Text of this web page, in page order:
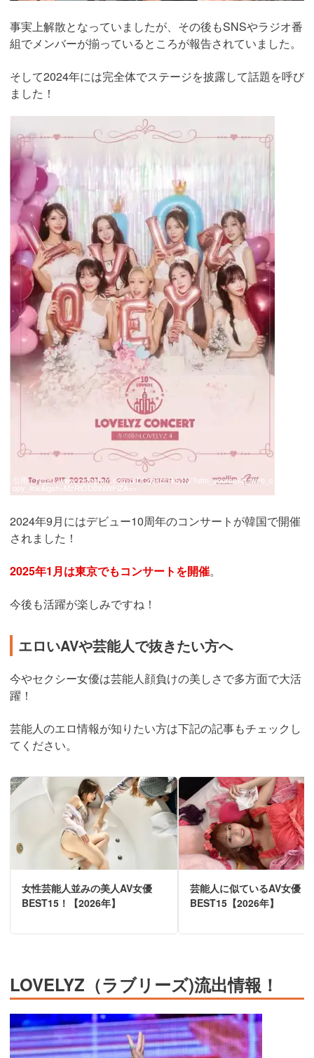
事実上解散となっていましたが、その後もSNSやラジオ番
組でメンバーが揃っているところが報告されていました。
そして2024年には完全体でステージを披露して話題を呼び
ました！
引用：https://www.instagram.com/p/DCgckbzRG1N/?utm_source=ig_web_c
opy_link&igsh=MzRlODBiNWFlZA==
2024年9月にはデビュー10周年のコンサートが韓国で開催
されました！
2025年1月は東京でもコンサートを開催。
今後も活躍が楽しみですね！
エロいAVや芸能人で抜きたい方へ
今やセクシー女優は芸能人顔負けの美しさで多方面で大活
躍！
芸能人のエロ情報が知りたい方は下記の記事もチェックし
てください。
女性芸能人並みの美人AV女優
BEST15！【2026年】
芸能人に似ているAV女優
BEST15【2026年】
LOVELYZ（ラブリーズ)流出情報！